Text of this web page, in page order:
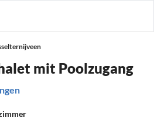
mit Poolzugang